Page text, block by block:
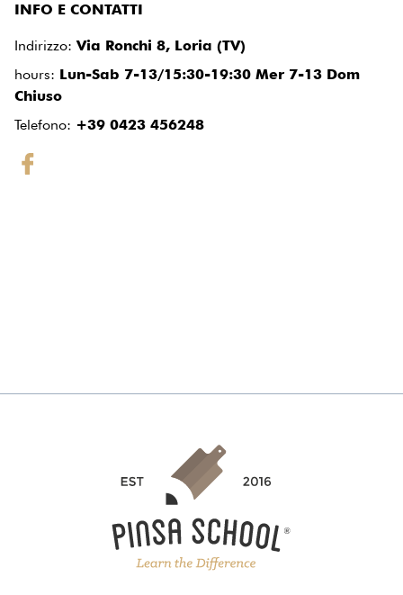
INFO E CONTATTI
Indirizzo:Via Ronchi 8, Loria (TV)
hours: Lun-Sab 7-13/15:30-19:30 Mer 7-13 Dom
Chiuso
Telefono: +39 0423 456248